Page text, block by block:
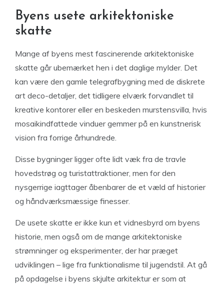
Byens usete arkitektoniske
skatte
Mange af byens mest fascinerende arkitektoniske
skatte går ubemærket hen i det daglige mylder. Det
kan være den gamle telegrafbygning med de diskrete
art deco-detaljer, det tidligere elværk forvandlet til
kreative kontorer eller en beskeden murstensvilla, hvis
mosaikindfattede vinduer gemmer på en kunstnerisk
vision fra forrige århundrede.
Disse bygninger ligger ofte lidt væk fra de travle
hovedstrøg og turistattraktioner, men for den
nysgerrige iagttager åbenbarer de et væld af historier
og håndværksmæssige finesser.
De usete skatte er ikke kun et vidnesbyrd om byens
historie, men også om de mange arkitektoniske
strømninger og eksperimenter, der har præget
udviklingen – lige fra funktionalisme til jugendstil. At gå
på opdagelse i byens skjulte arkitektur er som at